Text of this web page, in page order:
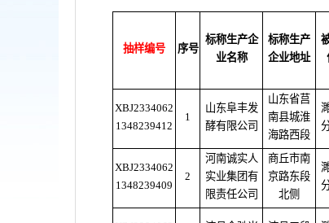
抽样编号 序号
标称生产企
业名称
标称生产
企业地址
XBJ2334062
1348239412
1
山东阜丰发
酵有限公司
山东省莒
南县城淮
海路西段
XBJ2334062
1348239409
2
河南诚实人
实业集团有
限责任公司
商丘市南
京路东段
北侧